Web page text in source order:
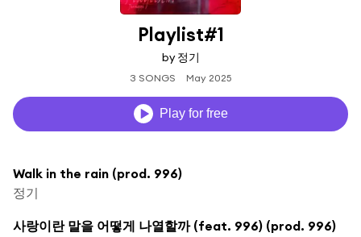
Playlist#1
by 정기
3 SONGS May 2025
Play for free
Walk in the rain (prod. 996)
정기
사랑이란 말을 어떻게 나열할까 (feat. 996) (prod. 996)